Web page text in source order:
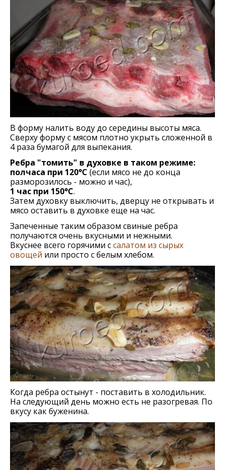
В форму налить воду до середины высоты мяса.
Сверху форму с мясом плотно укрыть сложенной в
4 раза бумагой для выпекания.
Ребра "томить" в духовке в таком режиме:
полчаса при 120°С (если мясо не до конца
разморозилось - можно и час),
1 час при 150°С.
Затем духовку выключить, дверцу не открывать и
мясо оставить в духовке еще на час.
Запеченные таким образом свиные ребра
получаются очень вкусными и нежными.
Вкуснее всего горячими ссалатом из сырых
овощей или просто с белым хлебом.
Когда ребра остынут - поставить в холодильник.
На следующий день можно есть не разогревая. По
вкусу как буженина.